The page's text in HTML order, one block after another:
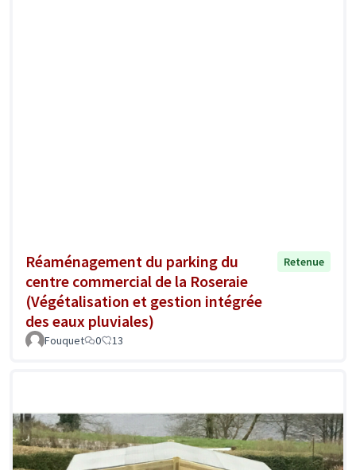
Réaménagement du parking du
centre commercial de la Roseraie
(Végétalisation et gestion intégrée
des eaux pluviales)
Retenue
Fouquet 0 13